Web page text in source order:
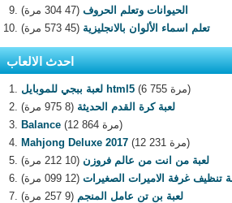
الحيوانات وتعلم الحروف (47 304 مرة)
تعلم اسماء الألوان بالانجليزية (45 573 مرة)
احدث الالعاب
لعبة ببجي للموبايل html5
(6 755 مرة)
لعبة كرة القدم الحديثة (8 975 مرة)
Balance
(12 864 مرة)
Mahjong Deluxe 2017
(12 231 مرة)
لعبة من انت من عالم فروزن (10 212 مرة)
تنظيف غرفة الاميرات الصغيرات (12 099 مرة)
لعبة بن تن عامل المنجم (9 257 مرة)